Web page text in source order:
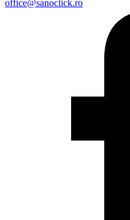
office@sanoclick.ro